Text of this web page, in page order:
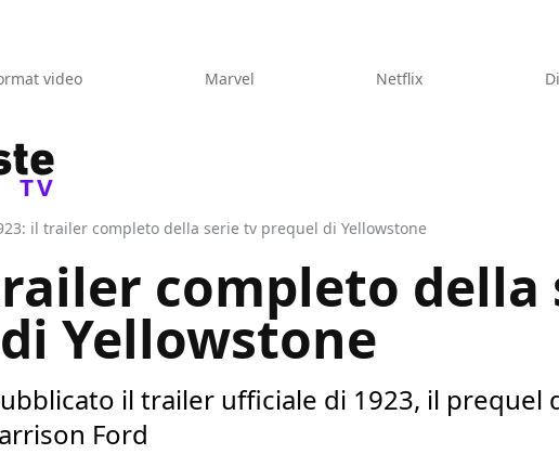
video Marvel Netflix
TV
il trailer completo della serie tv prequel di Yellowstone
completo della
Yellowstone
il trailer ufficiale di 1923, il prequel
Ford